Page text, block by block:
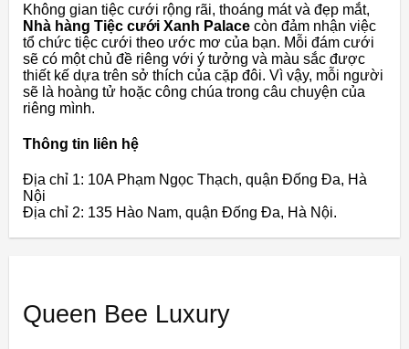
Không gian tiệc cưới rộng rãi, thoáng mát và đẹp mắt,
Nhà hàng Tiệc cưới Xanh Palace còn đảm nhận việc
tổ chức tiệc cưới theo ước mơ của bạn. Mỗi đám cưới
sẽ có một chủ đề riêng với ý tưởng và màu sắc được
thiết kế dựa trên sở thích của cặp đôi. Vì vậy, mỗi người
sẽ là hoàng tử hoặc công chúa trong câu chuyện của
riêng mình.
Thông tin liên hệ
Địa chỉ 1: 10A Phạm Ngọc Thạch, quận Đống Đa, Hà
Nội
Địa chỉ 2: 135 Hào Nam, quận Đống Đa, Hà Nội.
Queen Bee Luxury